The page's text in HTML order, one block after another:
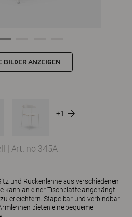
BILDER ANZEIGEN
+1
| Art. no 345A
und Rückenlehne aus verschiedenen
kann an einer Tischplatte angehängt
erleichtern. Stapelbar und verbindbar
bieten eine bequeme